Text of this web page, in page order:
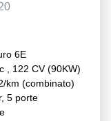
6E
, 122 CV (90KW)
km (combinato)
5 porte